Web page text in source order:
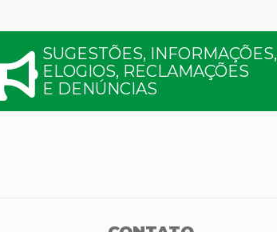
SUGESTÕES, INFORMAÇÕES,
ELOGIOS, RECLAMAÇÕES
E DENÚNCIAS